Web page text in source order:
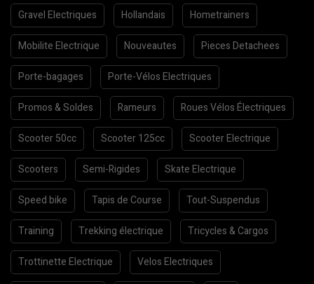
Gravel Electriques Hollandais Hometrainers
Mobilite Electrique Nouveautes Pieces Detachees
Porte-bagages Porte-Vélos Electriques
Promos & Soldes Rameurs Roues Vélos Électriques
Scooter 50cc Scooter 125cc Scooter Electrique
Scooters Semi-Rigides Skate Electrique
Speed bike Tapis de Course Tout-Suspendus
Training Trekking électrique Tricycles & Cargos
Trottinette Electrique Velos Electriques